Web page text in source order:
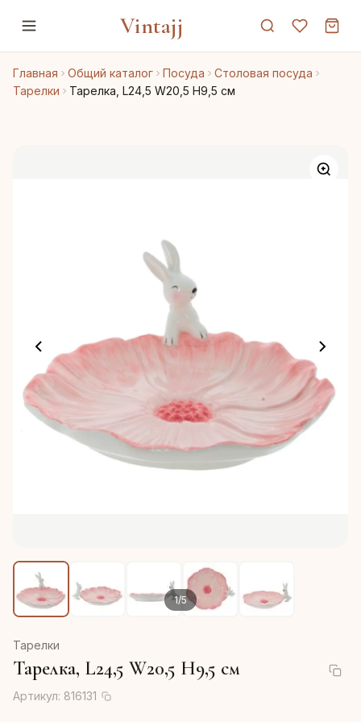
Vintajj
Главная Общий каталог Посуда
Столовая посуда
Тарелки
Тарелка, L24,5 W20,5 H9,5 см
1/5
Тарелки
Тарелка, L24,5 W20,5 H9,5 см
Артикул: 816131